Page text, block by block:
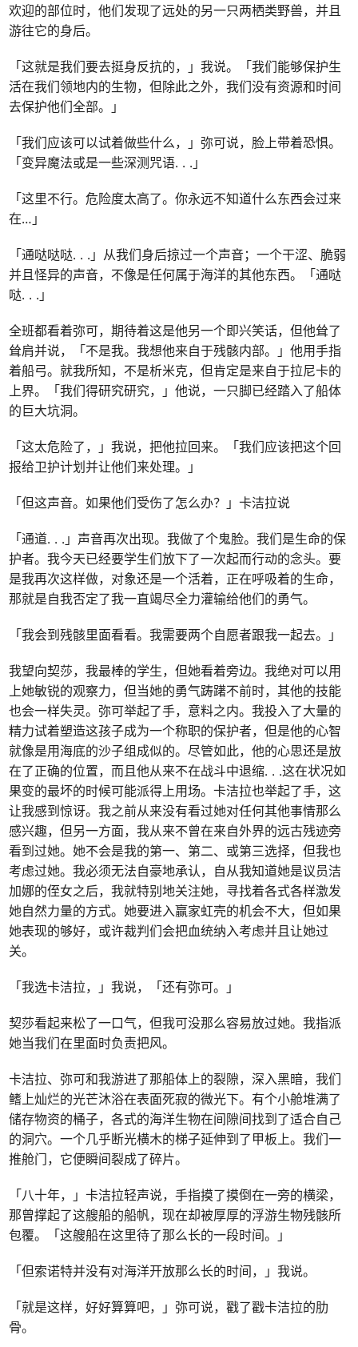
欢迎的部位时，他们发现了远处的另一只两栖类野兽，并且
游往它的身后。
「这就是我们要去挺身反抗的，」我说。「我们能够保护生
活在我们领地内的生物，但除此之外，我们没有资源和时间
去保护他们全部。」
「我们应该可以试着做些什么，」弥可说，脸上带着恐惧。
「变异魔法或是一些深测咒语. . . 」
「这里不行。危险度太高了。你永远不知道什么东西会过来
在…」
「通哒哒哒. . . 」从我们身后掠过一个声音；一个干涩、脆弱
并且怪异的声音，不像是任何属于海洋的其他东西。「通哒
哒. . . 」
全班都看着弥可，期待着这是他另一个即兴笑话，但他耸了
耸肩并说，「不是我。我想他来自于残骸内部。」他用手指
着船弓。就我所知，不是析米克，但肯定是来自于拉尼卡的
上界。「我们得研究研究，」他说，一只脚已经踏入了船体
的巨大坑洞。
「这太危险了，」我说，把他拉回来。「我们应该把这个回
报给卫护计划并让他们来处理。」
「但这声音。如果他们受伤了怎么办？」卡洁拉说
「通道. . . 」声音再次出现。我做了个鬼脸。我们是生命的保
护者。我今天已经要学生们放下了一次起而行动的念头。要
是我再次这样做，对象还是一个活着，正在呼吸着的生命，
那就是自我否定了我一直竭尽全力灌输给他们的勇气。
「我会到残骸里面看看。我需要两个自愿者跟我一起去。」
我望向契莎，我最棒的学生，但她看着旁边。我绝对可以用
上她敏锐的观察力，但当她的勇气踌躇不前时，其他的技能
也会一样失灵。弥可举起了手，意料之内。我投入了大量的
精力试着塑造这孩子成为一个称职的保护者，但是他的心智
就像是用海底的沙子组成似的。尽管如此，他的心思还是放
在了正确的位置，而且他从来不在战斗中退缩. . .这在状况如
果变的最坏的时候可能派得上用场。卡洁拉也举起了手，这
让我感到惊讶。我之前从来没有看过她对任何其他事情那么
感兴趣，但另一方面，我从来不曾在来自外界的远古残迹旁
看到过她。她不会是我的第一、第二、或第三选择，但我也
考虑过她。我必须无法自豪地承认，自从我知道她是议员洁
加娜的侄女之后，我就特别地关注她，寻找着各式各样激发
她自然力量的方式。她要进入赢家虹壳的机会不大，但如果
她表现的够好，或许裁判们会把血统纳入考虑并且让她过
关。
「我选卡洁拉，」我说，「还有弥可。」
契莎看起来松了一口气，但我可没那么容易放过她。我指派
她当我们在里面时负责把风。
卡洁拉、弥可和我游进了那船体上的裂隙，深入黑暗，我们
鳍上灿烂的光芒沐浴在表面死寂的微光下。有个小舱堆满了
储存物资的桶子，各式的海洋生物在间隙间找到了适合自己
的洞穴。一个几乎断光横木的梯子延伸到了甲板上。我们一
推舱门，它便瞬间裂成了碎片。
「八十年，」卡洁拉轻声说，手指摸了摸倒在一旁的横梁，
那曾撑起了这艘船的船帆，现在却被厚厚的浮游生物残骸所
包覆。「这艘船在这里待了那么长的一段时间。」
「但索诺特并没有对海洋开放那么长的时间，」我说。
「就是这样，好好算算吧，」弥可说，戳了戳卡洁拉的肋
骨。